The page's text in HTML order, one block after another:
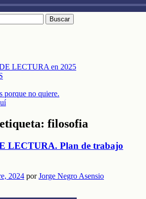
LECTURA en 2025
porque no quiere.
filosofia
LECTURA. Plan de trabajo
2024 porJorge Negro Asensio